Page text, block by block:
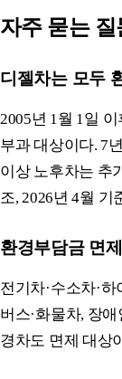
자주 묻는 질
디젤차는 모두
2005년 1월 1일
부과 대상이다. 7
이상 노후차는 추
조, 2026년 4월 기
환경부담금 면
전기차·수소차·
버스·화물차, 장
경차도 면제 대상